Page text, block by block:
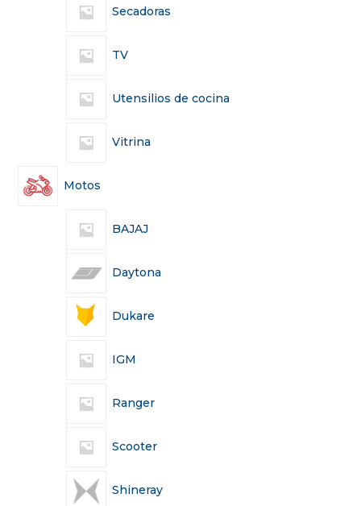
Secadoras
TV
Utensilios de cocina
Vitrina
Motos
BAJAJ
Daytona
Dukare
IGM
Ranger
Scooter
Shineray